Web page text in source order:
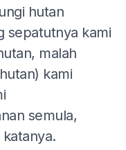
hutan
sepatutnya kami
malah
kami
semula,